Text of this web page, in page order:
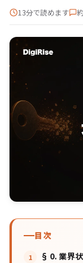
13分で読めます
目次
§ 0. 業界